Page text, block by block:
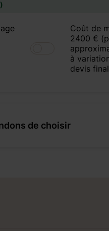
Coût de
2400 €
à
devis
de choisir